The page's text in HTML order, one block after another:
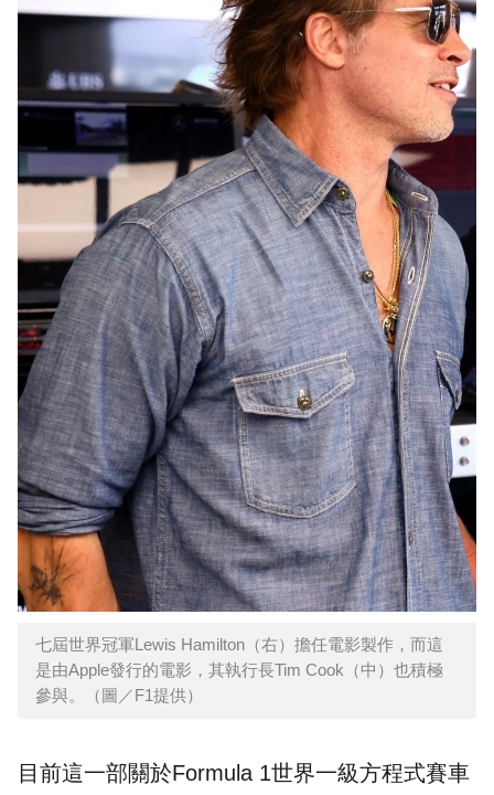
七屆世界冠軍Lewis Hamilton（右）擔任電影製作，而這
是由Apple發行的電影，其執行長Tim Cook（中）也積極
參與。（圖／F1提供）
目前這一部關於Formula 1世界一級方程式賽車